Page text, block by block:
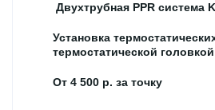
Двухтрубная PPR система
Установка
термостатической головкой
От 4 500 р. за точку